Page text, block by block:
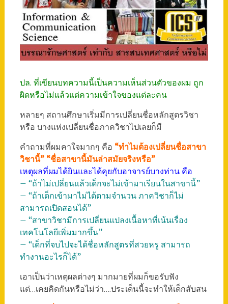
ปล. ที่เขียนบทความนี้เป็นความเห็นส่วนตัวของผม ถูก
ผิดหรือไม่แล้วแต่ความเข้าใจของแต่ละคน
หลายๆ สถานศึกษาเริ่มมีการเปลี่ยนชื่อหลักสูตรวิชา
หรือ บางแห่งเปลี่ยนชื่อภาควิชาไปเลยก็มี
คำถามที่ผมคาใจมากๆ คือ “ทำไมต้องเปลี่ยนชื่อสาขา
วิชานี้” “ชื่อสาขานี้มันล่าสมัยจริงหรือ”
เหตุผลที่ผมได้ยินและได้คุยกับอาจารย์บางท่าน คือ
– “ถ้าไม่เปลี่ยนแล้วเด็กจะไม่เข้ามาเรียนในสาขานี้”
– “ถ้าเด็กเข้ามาไม่ได้ตามจำนวน ภาควิชาก็ไม่
สามารถเปิดสอนได้”
– “สาขาวิชามีการเปลี่ยนแปลงเนื้อหาที่เน้นเรื่อง
เทคโนโลยีเพิ่มมากขึ้น”
– “เด็กที่จบไปจะได้ชื่อหลักสูตรที่สวยหรู สามารถ
ทำงานอะไรก็ได้”
เอาเป็นว่าเหตุผลต่างๆ มากมายที่ผมก็ขอรับฟัง
แต่…เคยคิดกันหรือไม่ว่า….ประเด็นนี้จะทำให้เด็กสับสน